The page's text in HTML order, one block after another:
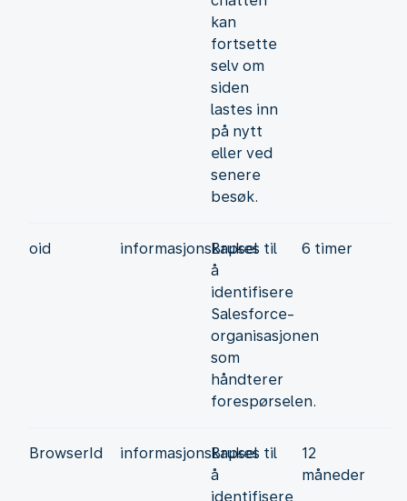
kan
fortsette
selv om
siden
lastes inn
på nytt
eller ved
senere
besøk.
oid informasjonskapsel
Brukes til
å
identifisere
Salesforce-
organisasjonen
som
håndterer
forespørselen.
6 timer
BrowserId informasjonskapsel
Brukes til
å
identifisere
12
måneder